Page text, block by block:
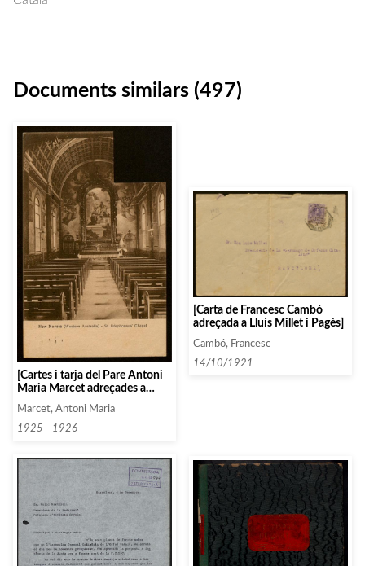
Documents similars (497)
[Cartes i tarja del Pare Antoni
Maria Marcet adreçades a
Joaquim Cabot]
Marcet, Antoni Maria
1925 - 1926
[Carta de Francesc Cambó
adreçada a Lluís Millet i Pagès]
Cambó, Francesc
14/10/1921